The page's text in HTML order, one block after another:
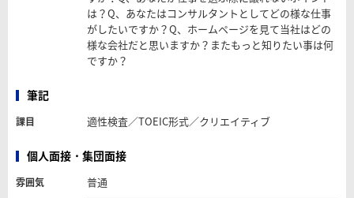
は？Q、あなたはコンサルタントとしてどの様な仕事
がしたいですか？Q、ホームページを見て当社はどの
様な会社だと思いますか？またもっと知りたい事は何
ですか？
筆記
課目 適性検査／TOEIC形式／クリエイティブ
個人面接・集団面接
雰囲気 普通